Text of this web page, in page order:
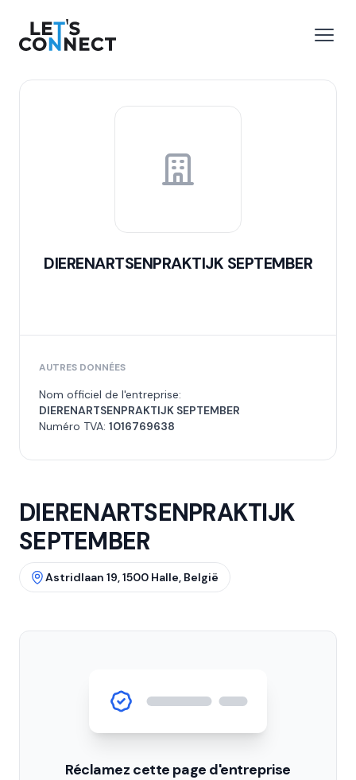
Let's Connect
le menu
DIERENARTSENPRAKTIJK SEPTEMBER
AUTRES DONNÉES
Nom officiel de l'entreprise:
DIERENARTSENPRAKTIJK SEPTEMBER
Numéro TVA: 1016769638
DIERENARTSENPRAKTIJK
SEPTEMBER
Astridlaan 19, 1500 Halle, België
Réclamez cette page d'entreprise